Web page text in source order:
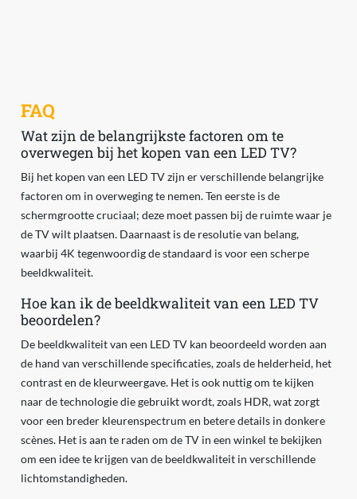
FAQ
Wat zijn de belangrijkste factoren om te
overwegen bij het kopen van een LED TV?
Bij het kopen van een LED TV zijn er verschillende belangrijke
factoren om in overweging te nemen. Ten eerste is de
schermgrootte cruciaal; deze moet passen bij de ruimte waar je
de TV wilt plaatsen. Daarnaast is de resolutie van belang,
waarbij 4K tegenwoordig de standaard is voor een scherpe
beeldkwaliteit.
Hoe kan ik de beeldkwaliteit van een LED TV
beoordelen?
De beeldkwaliteit van een LED TV kan beoordeeld worden aan
de hand van verschillende specificaties, zoals de helderheid, het
contrast en de kleurweergave. Het is ook nuttig om te kijken
naar de technologie die gebruikt wordt, zoals HDR, wat zorgt
voor een breder kleurenspectrum en betere details in donkere
scènes. Het is aan te raden om de TV in een winkel te bekijken
om een idee te krijgen van de beeldkwaliteit in verschillende
lichtomstandigheden.